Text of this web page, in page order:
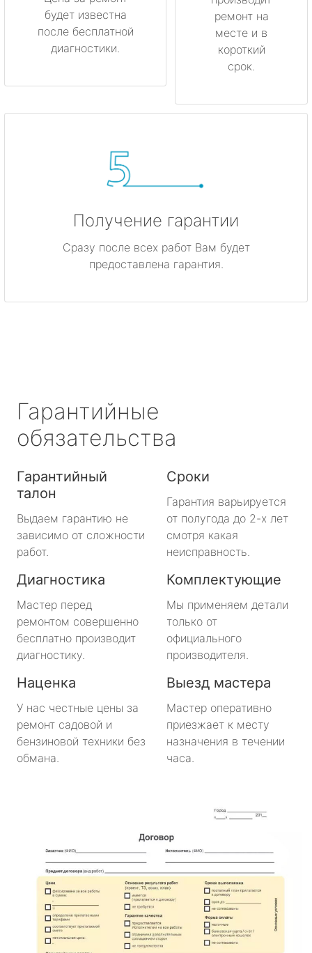
Мурино
Никольское
Новая Ладога
Приозерск
Сясьстрой
Тосно
Шлиссельбург
Важины
Вырица
Дружная Горка
имени Морозова
имени Свердлова
Красный Бор
будет известна
после бесплатной
диагностики.
ремонт на
месте и в
короткий
срок.
Получение гарантии
Сразу после всех работ Вам будет
предоставлена гарантия.
Гарантийные
обязательства
Гарантийный
талон
Выдаем гарантию не
зависимо от сложности
работ.
Сроки
Гарантия варьируется
от полугода до 2-х лет
смотря какая
неисправность.
Диагностика
Мастер перед
ремонтом совершенно
бесплатно производит
диагностику.
Комплектующие
Мы применяем детали
только от
официального
производителя.
Наценка
У нас честные цены за
ремонт садовой и
бензиновой техники без
обмана.
Выезд мастера
Мастер оперативно
приезжает к месту
назначения в течении
часа.